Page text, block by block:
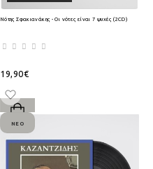
Νότης Σφακιανάκης - Οι νότες είναι 7 ψυχές (2CD)
19,90€
ΝΈΟ